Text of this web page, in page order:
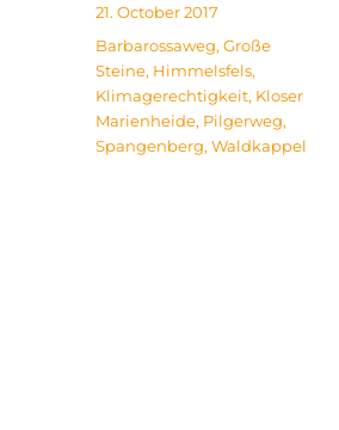
Posted
on
21. October 2017
Tags
Barbarossaweg,Große
Steine, Himmelsfels,
Klimagerechtigkeit, Kloser
Marienheide, Pilgerweg,
Spangenberg,Waldkappel